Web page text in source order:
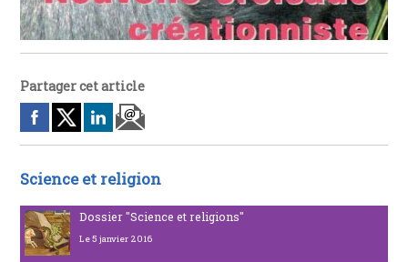
Partager cet article
Science et religion
Dossier "Science et religions"
Le 5 janvier 2016